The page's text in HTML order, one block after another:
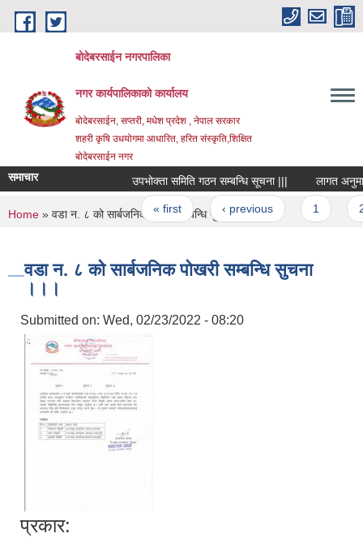
Skip to main content
बोदेबरसाईन नगरपालिका
नगर कार्यपालिकाको कार्यालय
बोदेबरसाईन, सप्तरी, मधेश प्रदेश , नेपाल सरकार
शहरी कृषि उधयोगमा आधारित, हरित संस्कृति,शिक्षित
बोदेबरसाईन नगर
समाचार उपभोक्ता समिति गठन सम्बन्धि सूचना ||| लागत अनुमान
Pages
« first ‹ previous
You are here
Home » वडा न. ८ को सार्बजनिक पोखरी सम्बन्धि सुचना ।।।
वडा न. ८ को सार्बजनिक पोखरी सम्बन्धि सुचना
।।।
Submitted on: Wed, 02/23/2022 - 08:20
प्रकार: